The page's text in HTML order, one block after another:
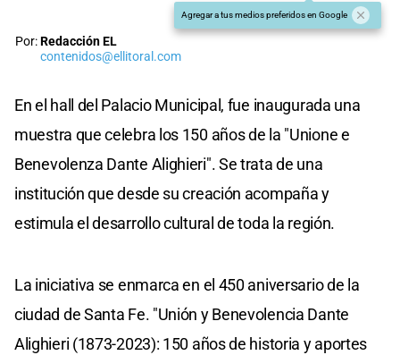
Agregar a tus medios preferidos en Google
Por:Redacción EL
contenidos@ellitoral.com
En el hall del Palacio Municipal, fue inaugurada una
muestra que celebra los 150 años de la "Unione e
Benevolenza Dante Alighieri". Se trata de una
institución que desde su creación acompaña y
estimula el desarrollo cultural de toda la región.
La iniciativa se enmarca en el 450 aniversario de la
ciudad de Santa Fe. "Unión y Benevolencia Dante
Alighieri (1873-2023): 150 años de historia y aportes